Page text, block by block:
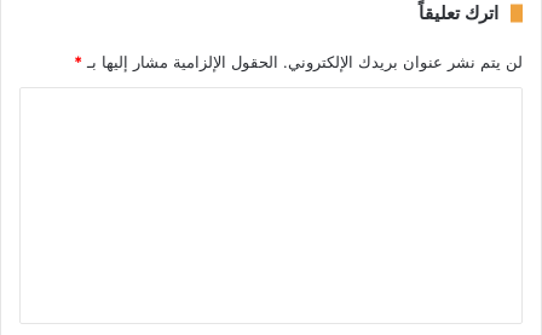
اترك تعليقاً
لن يتم نشر عنوان بريدك الإلكتروني. الحقول الإلزامية مشار إليها بـ *
ق